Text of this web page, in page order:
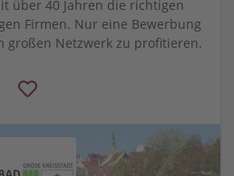
über 40 Jahren die richtigen
Firmen. Nur eine Bewerbung
großen Netzwerk zu profitieren.